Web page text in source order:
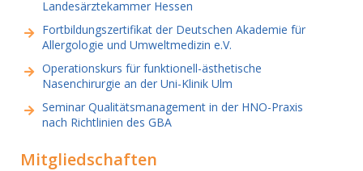
Landesärztekammer Hessen
Fortbildungszertifikat der Deutschen Akademie für
Allergologie und Umweltmedizin e.V.
Operationskurs für funktionell-ästhetische
Nasenchirurgie an der Uni-Klinik Ulm
Seminar Qualitätsmanagement in der HNO-Praxis
nach Richtlinien des GBA
Mitgliedschaften